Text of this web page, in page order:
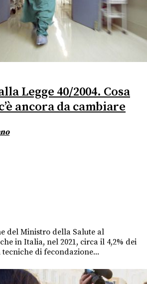
Legge 40/2004. Cosa
ancora da cambiare
del Ministro della Salute al
in Italia, nel 2021, circa il 4,2% dei
di fecondazione...